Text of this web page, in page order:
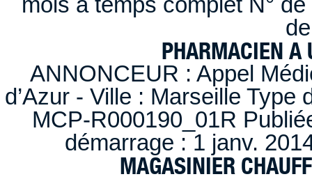
PHARMACIEN A
ANNONCEUR : Appel
d’Azur - Ville : Marseille
MCP-R000190_01R
démarrage : 1 janv.
MAGASINIER